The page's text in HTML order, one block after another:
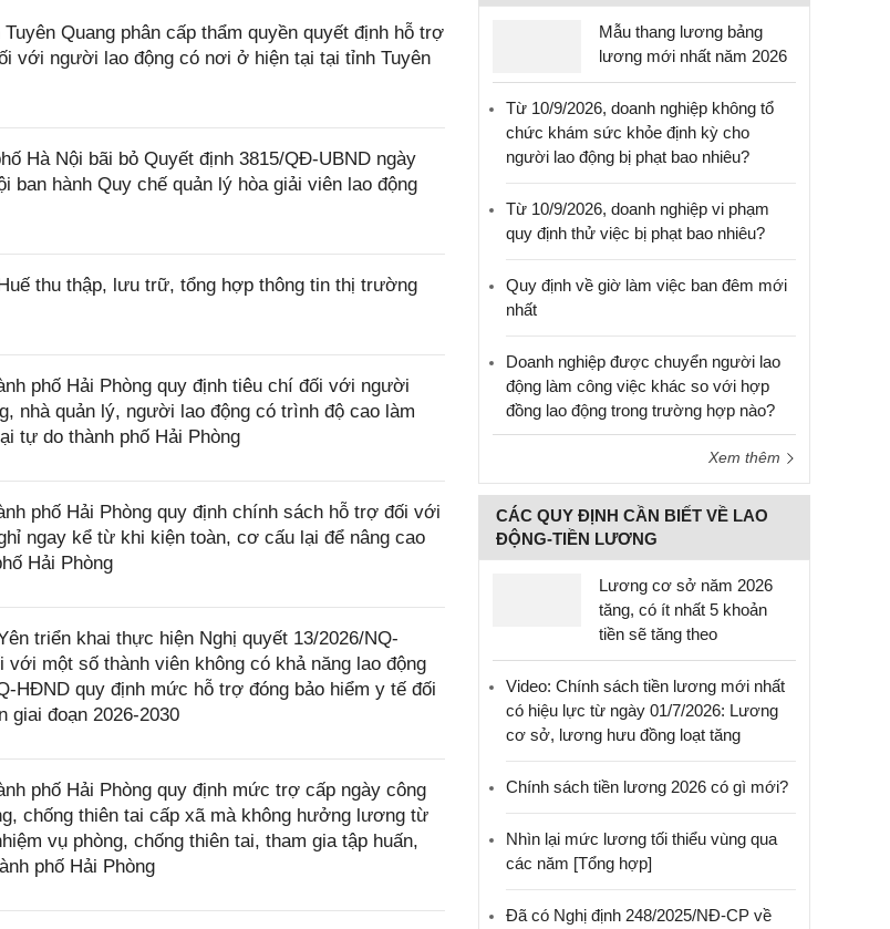
Quang phân cấp thẩm quyền quyết định hỗ trợ
với người lao động có nơi ở hiện tại tại tỉnh Tuyên
Hà Nội bãi bỏ Quyết định 3815/QĐ-UBND ngày
ban hành Quy chế quản lý hòa giải viên lao động
thu thập, lưu trữ, tổng hợp thông tin thị trường
phố Hải Phòng quy định tiêu chí đối với người
nhà quản lý, người lao động có trình độ cao làm
tự do thành phố Hải Phòng
phố Hải Phòng quy định chính sách hỗ trợ đối với
ngay kể từ khi kiện toàn, cơ cấu lại để nâng cao
Hải Phòng
triển khai thực hiện Nghị quyết 13/2026/NQ-
một số thành viên không có khả năng lao động
HĐND quy định mức hỗ trợ đóng bảo hiểm y tế đối
giai đoạn 2026-2030
phố Hải Phòng quy định mức trợ cấp ngày công
chống thiên tai cấp xã mà không hưởng lương từ
vụ phòng, chống thiên tai, tham gia tập huấn,
phố Hải Phòng
Mẫu thang lương bảng
lương mới nhất năm 2026
Từ 10/9/2026, doanh nghiệp không tổ
chức khám sức khỏe định kỳ cho
người lao động bị phạt bao nhiêu?
Từ 10/9/2026, doanh nghiệp vi phạm
quy định thử việc bị phạt bao nhiêu?
Quy định về giờ làm việc ban đêm mới
nhất
Doanh nghiệp được chuyển người lao
động làm công việc khác so với hợp
đồng lao động trong trường hợp nào?
Xem thêm
CÁC QUY ĐỊNH CẦN BIẾT VỀ LAO
ĐỘNG-TIỀN LƯƠNG
Lương cơ sở năm 2026
tăng, có ít nhất 5 khoản
tiền sẽ tăng theo
Video: Chính sách tiền lương mới nhất
có hiệu lực từ ngày 01/7/2026: Lương
cơ sở, lương hưu đồng loạt tăng
Chính sách tiền lương 2026 có gì mới?
Nhìn lại mức lương tối thiểu vùng qua
các năm [Tổng hợp]
Đã có Nghị định 248/2025/NĐ-CP về